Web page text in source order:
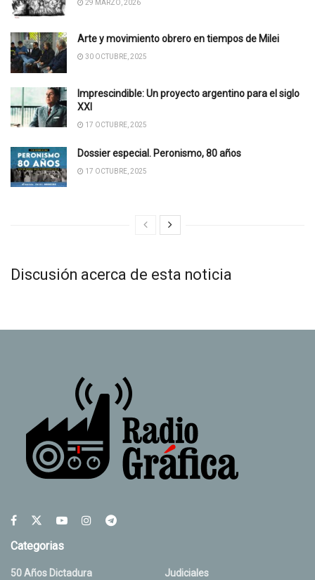
29 MARZO, 2026
Arte y movimiento obrero en tiempos de Milei
30 OCTUBRE, 2025
Imprescindible: Un proyecto argentino para el siglo
XXI
17 OCTUBRE, 2025
Dossier especial. Peronismo, 80 años
17 OCTUBRE, 2025
Discusión acerca de esta noticia
Categorias
50 Años Dictadura
Judiciales